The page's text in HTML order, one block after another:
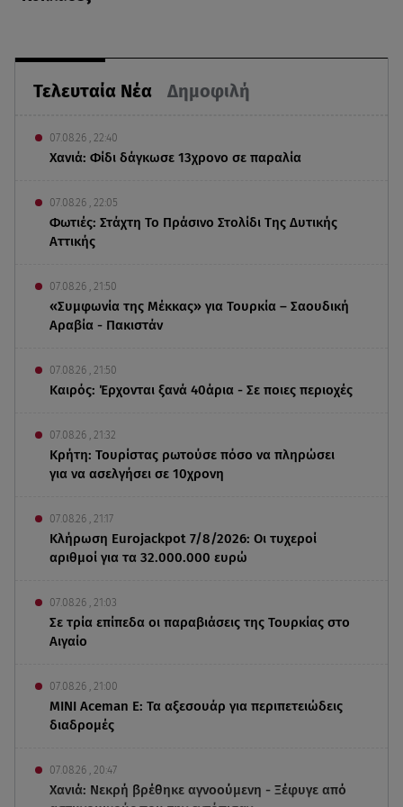
Τελευταία Νέα Δημοφιλή
07.08.26 , 22:40
Χανιά: Φίδι δάγκωσε 13χρονο σε παραλία
07.08.26 , 22:05
Φωτιές: Στάχτη Το Πράσινο Στολίδι Της Δυτικής
Αττικής
07.08.26 , 21:50
«Συμφωνία της Μέκκας» για Τουρκία – Σαουδική
Αραβία - Πακιστάν
07.08.26 , 21:50
Καιρός: Έρχονται ξανά 40άρια - Σε ποιες περιοχές
07.08.26 , 21:32
Κρήτη: Τουρίστας ρωτούσε πόσο να πληρώσει
για να ασελγήσει σε 10χρονη
07.08.26 , 21:17
Κλήρωση Eurojackpot 7/8/2026: Οι τυχεροί
αριθμοί για τα 32.000.000 ευρώ
07.08.26 , 21:03
Σε τρία επίπεδα οι παραβιάσεις της Τουρκίας στο
Αιγαίο
07.08.26 , 21:00
MINI Aceman E: Τα αξεσουάρ για περιπετειώδεις
διαδρομές
07.08.26 , 20:47
Χανιά: Νεκρή βρέθηκε αγνοούμενη - Ξέφυγε από